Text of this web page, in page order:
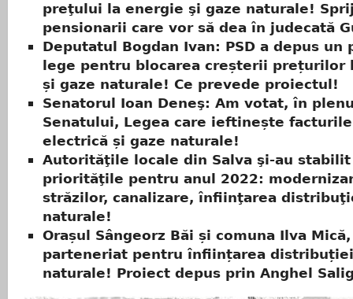
preţului la energie şi gaze naturale!
pensionarii care vor să dea în judecată
Deputatul Bogdan Ivan: PSD a depus un
lege pentru blocarea creșterii prețurilor
și gaze naturale! Ce prevede proiectul!
Senatorul Ioan Deneş: Am votat, în
Senatului, Legea care ieftinește
electrică și gaze naturale!
Autorităţile locale din Salva şi-au stabilit
priorităţile pentru anul 2022:
străzilor, canalizare, înfiinţarea
naturale!
Orașul Sângeorz Băi și comuna Ilva Mică,
parteneriat pentru înființarea
naturale! Proiect depus prin Anghel